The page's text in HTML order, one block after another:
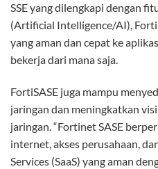
SSE yang dilengkapi dengan
(Artificial Intelligence/AI),
yang aman dan cepat ke
bekerja dari mana saja.
FortiSASE juga mampu
jaringan dan meningkatkan
jaringan. “Fortinet SASE
internet, akses perusahaan,
Services (SaaS) yang aman